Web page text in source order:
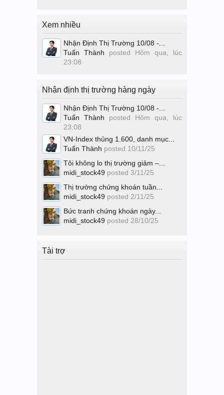
Xem nhiều
Nhận Định Thị Trường 10/08 -...
Tuấn Thành posted Hôm qua, lúc
23:08
Nhận định thị trường hàng ngày
Nhận Định Thị Trường 10/08 -...
Tuấn Thành posted Hôm qua, lúc
23:08
VN-Index thủng 1.600, danh mục...
Tuấn Thành posted 10/11/25
Tôi không lo thị trường giảm –...
midi_stock49 posted 3/11/25
Thị trường chứng khoán tuần...
midi_stock49 posted 2/11/25
Bức tranh chứng khoán ngày...
midi_stock49 posted 28/10/25
Tài trợ